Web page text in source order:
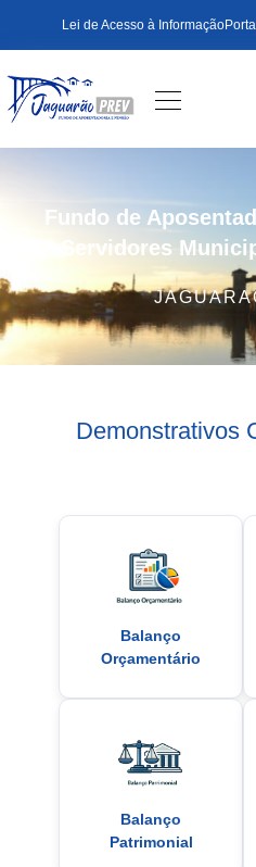
Lei de Acesso à Informação
Fundo de
Servidores
Demonstrativos
Balanço
Orçamentário
Balanço
Patrimonial